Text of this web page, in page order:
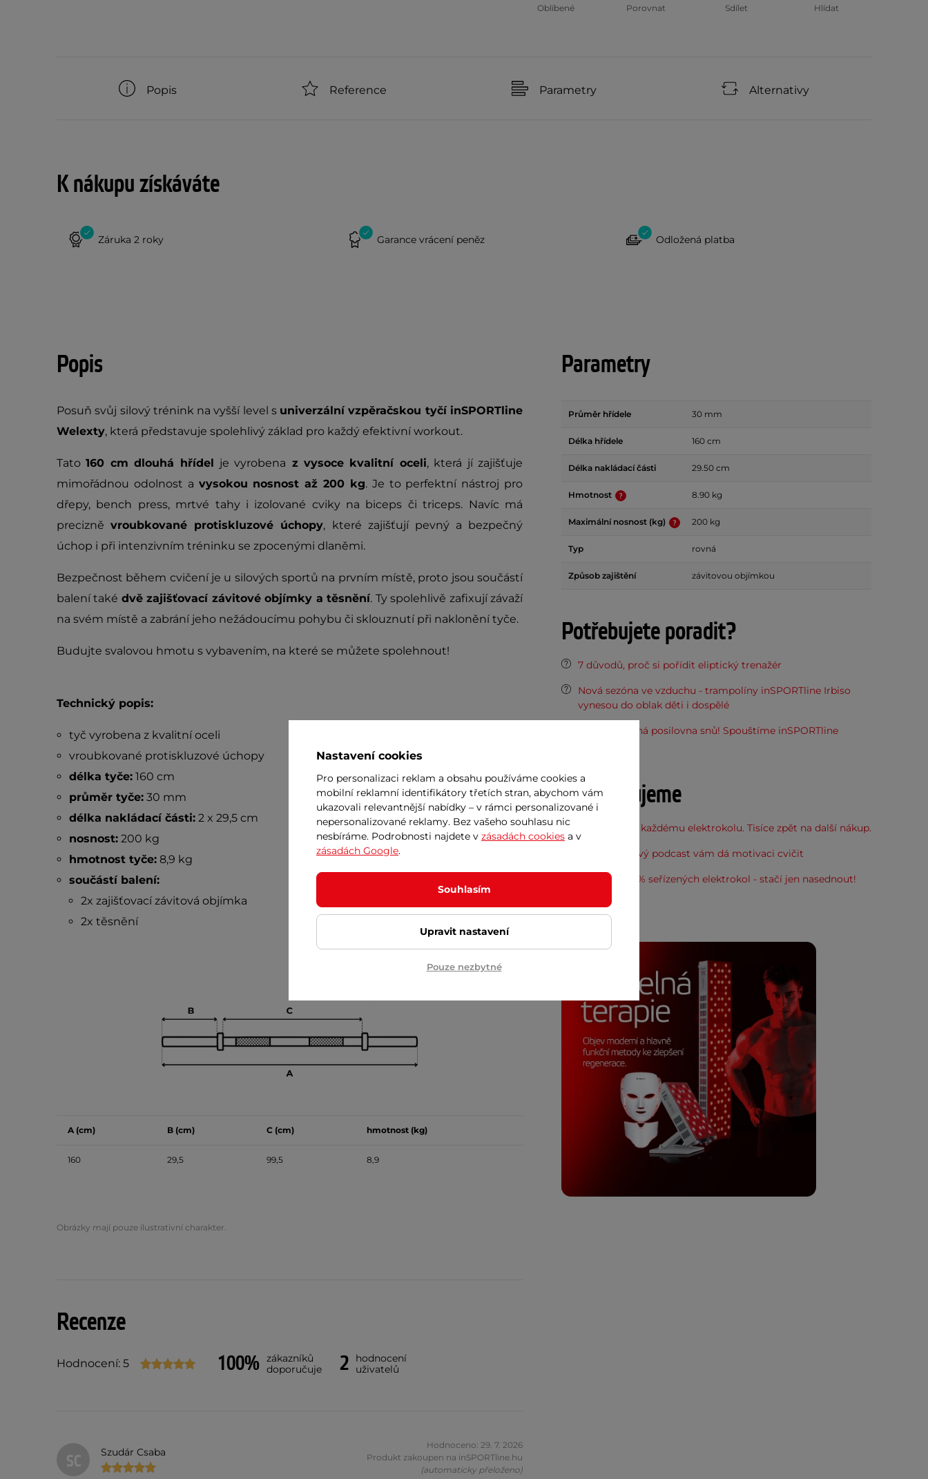
Oblíbené Porovnat Sdílet Hlídat
Popis Reference Parametry Alternativy
K nákupu získáváte
Záruka 2 roky Garance vrácení peněz Odložená platba
Popis
Posuň svůj silový trénink na vyšší level s univerzální vzpěračskou tyčí inSPORTline
Welexty, která představuje spolehlivý základ pro každý efektivní workout.
Tato160 cm dlouhá hřídel je vyrobena z vysoce kvalitní oceli, která jí zajišťuje
mimořádnou odolnost a vysokou nosnost až 200 kg. Je to perfektní nástroj pro
dřepy, bench press, mrtvé tahy i izolované cviky na biceps či triceps. Navíc má
precizněvroubkované protiskluzové úchopy, které zajišťují pevný a bezpečný
úchop i při intenzivním tréninku se zpocenými dlaněmi.
Bezpečnost během cvičení je u silových sportů na prvním místě, proto jsou součástí
balení také dvě zajišťovací závitové objímky a těsnění. Ty spolehlivě zafixují závaží
na svém místě a zabrání jeho nežádoucímu pohybu či sklouznutí při naklonění tyče.
Budujte svalovou hmotu s vybavením, na které se můžete spolehnout!
Technický popis:
tyč vyrobena z kvalitní oceli
vroubkované protiskluzové úchopy
délka tyče:160 cm
průměr tyče:30 mm
délka nakládací části:2 x 29,5 cm
nosnost:200 kg
hmotnost tyče:8,9 kg
součástí balení:
2x zajišťovací závitová objímka
2x těsnění
A (cm) B (cm) C (cm) hmotnost (kg)
160 29,5 99,5 8,9
Obrázky mají pouze ilustrativní charakter.
Recenze
Hodnocení: 5 100%
zákazníků
doporučuje
2
hodnocení
uživatelů
SC Szudár Csaba
Hodnoceno: 29. 7. 2026
Produkt zakoupen na inSPORTline.hu
(automaticky přeloženo)
Parametry
Průměr hřídele 30 mm
Délka hřídele 160 cm
Délka nakládací části 29.50 cm
Hmotnost 8.90 kg
Maximální nosnost (kg) 200 kg
Typ rovná
Způsob zajištění závitovou objímkou
Potřebujete poradit?
7 důvodů, proč si pořídit eliptický trenažér
Nová sezóna ve vzduchu - trampolíny inSPORTline Irbiso
vynesou do oblak děti i dospělé
Vaše dostupná posilovna snů! Spouštíme inSPORTline
Doporučujeme
Cashback ke každému elektrokolu. Tisíce zpět na další nákup.
Po hlavě: Nový podcast vám dá motivaci cvičit
Doprava 100% seřízených elektrokol - stačí jen nasednout!
Nastavení cookies
Pro personalizaci reklam a obsahu používáme cookies a
mobilní reklamní identifikátory třetích stran, abychom vám
ukazovali relevantnější nabídky – v rámci personalizované i
nepersonalizované reklamy. Bez vašeho souhlasu nic
nesbíráme. Podrobnosti najdete v zásadách cookies a v
zásadách Google.
Souhlasím
Upravit nastavení
Pouze nezbytné